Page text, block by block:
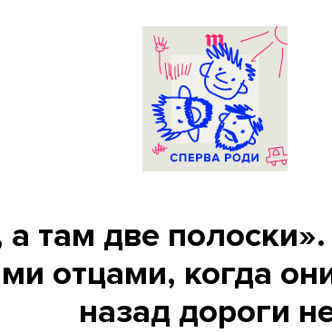
там две полоски».
отцами, когда
назад дороги